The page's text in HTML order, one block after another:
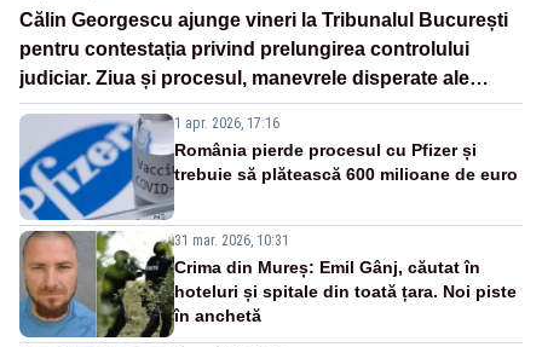
Călin Georgescu ajunge vineri la Tribunalul București
pentru contestația privind prelungirea controlului
judiciar. Ziua și procesul, manevrele disperate ale
Sistemului
1 apr. 2026, 17:16
România pierde procesul cu Pfizer și
trebuie să plătească 600 milioane de euro
31 mar. 2026, 10:31
Crima din Mureș: Emil Gânj, căutat în
hoteluri și spitale din toată țara. Noi piste
în anchetă